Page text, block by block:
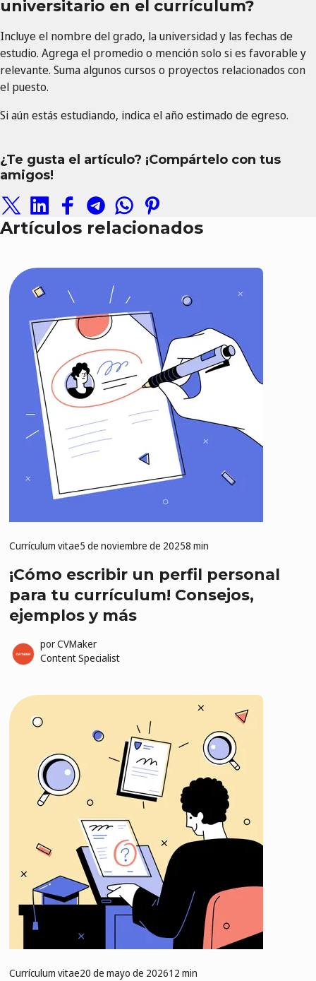
universitario en el currículum?
Incluye el nombre del grado, la universidad y las fechas de
estudio. Agrega el promedio o mención solo si es favorable y
relevante. Suma algunos cursos o proyectos relacionados con
el puesto.
Si aún estás estudiando, indica el año estimado de egreso.
¿Te gusta el artículo? ¡Compártelo con tus
amigos!
Artículos relacionados
¡Cómo escribir un perfil personal
para tu currículum! Consejos,
ejemplos y más
Currículum vitae5 de noviembre de 20258 min
porCVMaker
Content Specialist
Currículum vitae20 de mayo de 202612 min